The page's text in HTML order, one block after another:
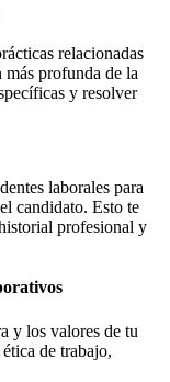
relacionadas
profunda de la
y resolver
laborales para
candidato. Esto te
profesional y
y los valores de tu
de trabajo,